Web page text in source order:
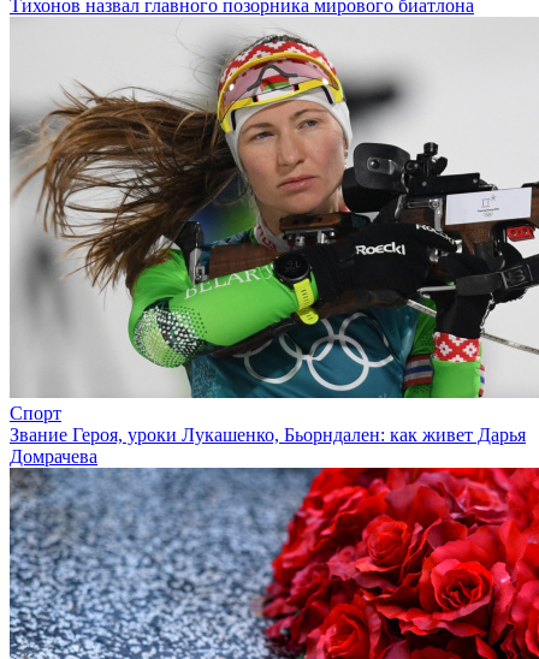
Тихонов назвал главного позорника мирового биатлона
Спорт
Звание Героя, уроки Лукашенко, Бьорндален: как живет Дарья
Домрачева